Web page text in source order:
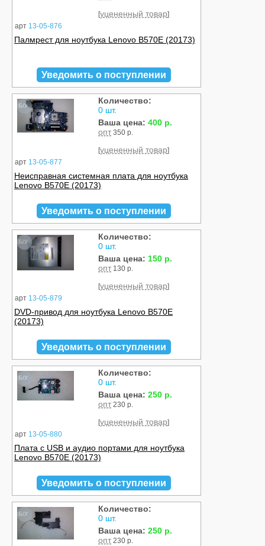
арт 13-05-876
[уцененный товар]
Палмрест для ноутбука Lenovo B570E (20173)
Уведомить о поступлении
Б/У
арт 13-05-877
Количество:
0 шт.
Ваша цена: 400 р.
опт 350 р.
[уцененный товар]
Неисправная системная плата для ноутбука
Lenovo B570E (20173)
Уведомить о поступлении
Б/У
арт 13-05-879
Количество:
0 шт.
Ваша цена: 150 р.
опт 130 р.
[уцененный товар]
DVD-привод для ноутбука Lenovo B570E
(20173)
Уведомить о поступлении
Б/У
арт 13-05-880
Количество:
0 шт.
Ваша цена: 250 р.
опт 230 р.
[уцененный товар]
Плата с USB и аудио портами для ноутбука
Lenovo B570E (20173)
Уведомить о поступлении
Б/У
Количество:
0 шт.
Ваша цена: 250 р.
опт 230 р.